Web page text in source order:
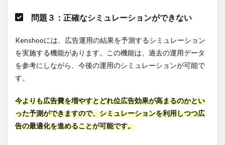
いるか
１.Shirofune
3.3.1
3.3.2
費用
3.3.3
問題３：正確なシミュレーションができない
Kenshooには、広告運用の結果を予測するシミュレーション
を実施する機能があります。この機能は、過去の運用データ
を参考にしながら、今後の運用のシミュレーションが可能で
す。
今よりも広告費を増やすとどれ位広告効果が高まるのかとい
った予測ができますので、シミュレーションを利用しつつ広
告の最適化を進めることが可能です。